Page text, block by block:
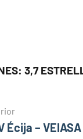
3,7
Écija –